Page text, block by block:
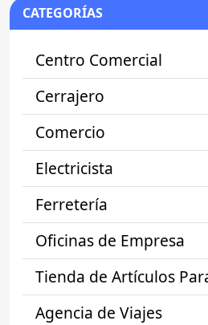
CATEGORÍAS
Centro Comercial
Cerrajero
Comercio
Electricista
Ferretería
Oficinas de Empresa
Tienda de Artículos
Agencia de Viajes